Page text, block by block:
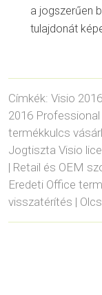
a jogszerűen
tulajdonát
Címkék: Visio
2016
termékkulcs
Jogtiszta Visio
| Retail és OEM
Eredeti Office
visszatérítés |